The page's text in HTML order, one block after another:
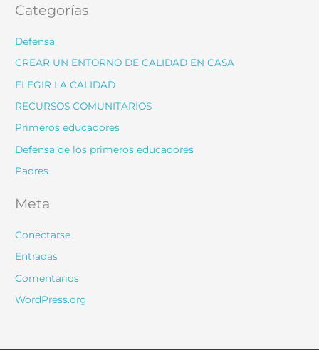
Categorías
Defensa
CREAR UN ENTORNO DE CALIDAD EN CASA
ELEGIR LA CALIDAD
RECURSOS COMUNITARIOS
Primeros educadores
Defensa de los primeros educadores
Padres
Meta
Conectarse
Entradas
Comentarios
WordPress.org